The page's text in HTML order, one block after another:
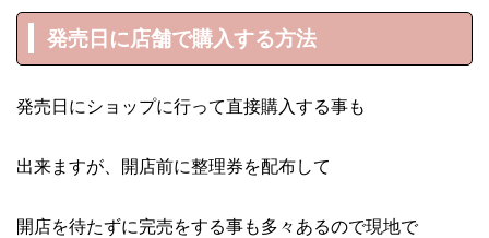
発売日に店舗で購入する方法
発売日にショップに行って直接購入する事も
出来ますが、開店前に整理券を配布して
開店を待たずに完売をする事も多々あるので現地で